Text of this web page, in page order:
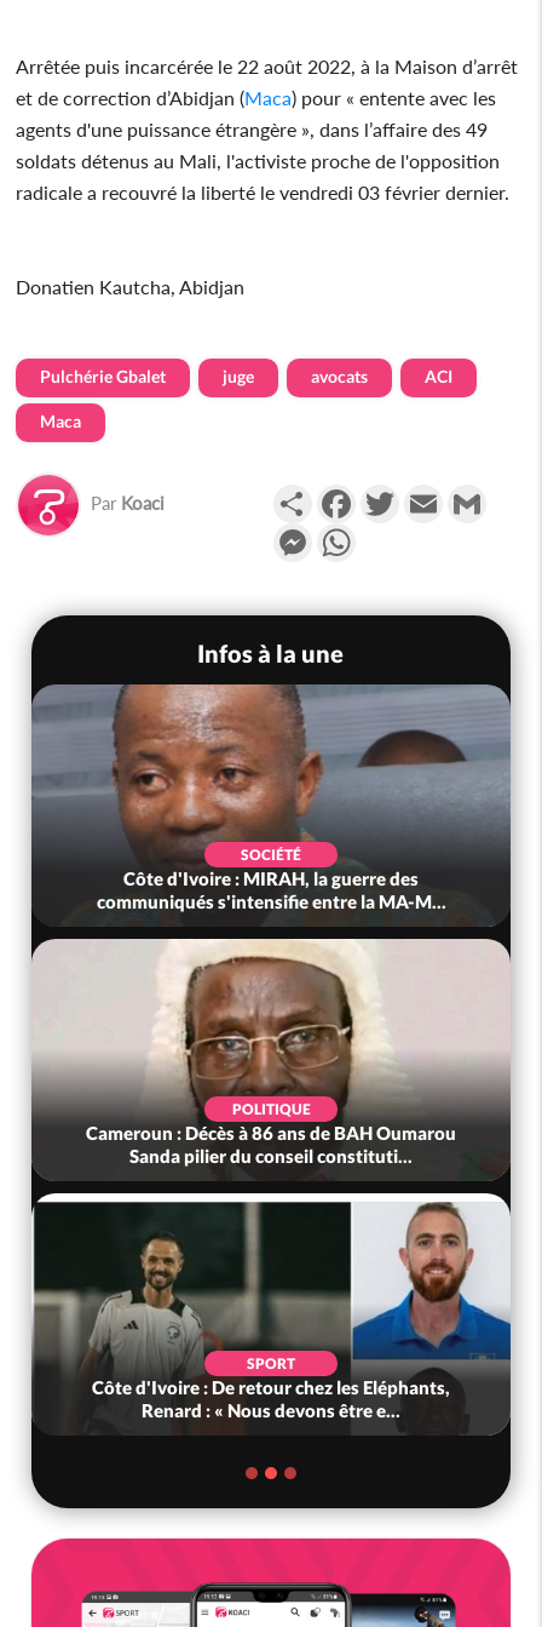
Arrêtée puis incarcérée le 22 août 2022, à la Maison d’arrêt
et de correction d’Abidjan (Maca) pour « entente avec les
agents d'une puissance étrangère », dans l’affaire des 49
soldats détenus au Mali, l'activiste proche de l'opposition
radicale a recouvré la liberté le vendredi 03 février dernier.
Donatien Kautcha, Abidjan
Pulchérie Gbalet juge avocats ACI
Maca
Par Koaci PartagerFacebookTwitterEmail
Messenger
Infos à la une
SOCIÉTÉ
Côte d'Ivoire : MIRAH, la guerre des
communiqués s'intensifie entre la MA-M...
POLITIQUE
Cameroun : Décès à 86 ans de BAH Oumarou
Sanda pilier du conseil constituti...
SPORT
Côte d'Ivoire : De retour chez les Eléphants,
Renard : « Nous devons être e...